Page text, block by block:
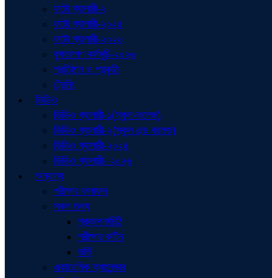
ফটো গ্যালারী-২
ফটো গ্যালারী-২০২৫
ফটো গ্যালারী-২০২৬
বৃক্ষরোপণ কর্মসূচি-২০২৬
প্রতিষ্ঠান ও প্রকৃতি
ট্রেনিং
ভিডিও
ভিডিও গ্যালারী-১(স্কুল-কলেজ)
ভিডিও গ্যালারী-২(স্কুল এন্ড কলেজ)
ভিডিও গ্যালারী-২০২৫
ভিডিও গ্যালারী- ২০২৬
অন্যান্য
পরীক্ষার ফলাফল
সকল তথ্য
প্রজ্ঞাপন/চিঠি
পরীক্ষার রুটিন
ভর্তি
একাডেমিক ক্যালেন্ডার